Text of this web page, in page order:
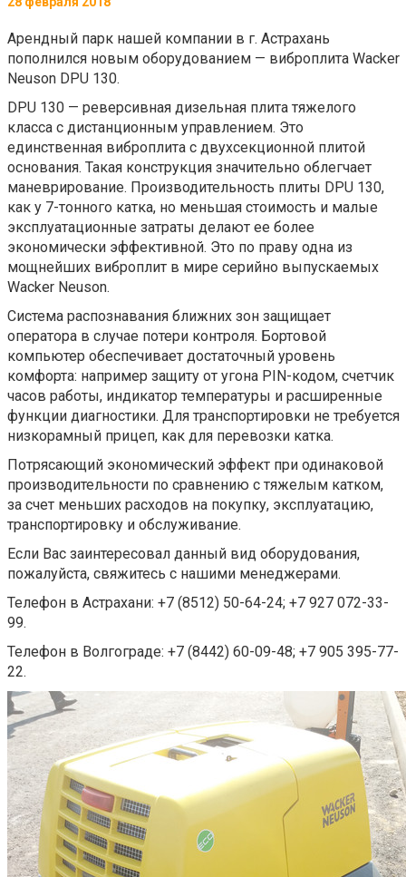
Арендный парк нашей компании в г. Астрахань
пополнился новым оборудованием — виброплита Wacker
Neuson DPU 130.
DPU 130 — реверсивная дизельная плита тяжелого
класса с дистанционным управлением. Это
единственная виброплита с двухсекционной плитой
основания. Такая конструкция значительно облегчает
маневрирование. Производительность плиты DPU 130,
как у 7-тонного катка, но меньшая стоимость и малые
эксплуатационные затраты делают ее более
экономически эффективной. Это по праву одна из
мощнейших виброплит в мире серийно выпускаемых
Wacker Neuson.
Система распознавания ближних зон защищает
оператора в случае потери контроля. Бортовой
компьютер обеспечивает достаточный уровень
комфорта: например защиту от угона PIN-кодом, счетчик
часов работы, индикатор температуры и расширенные
функции диагностики. Для транспортировки не требуется
низкорамный прицеп, как для перевозки катка.
Потрясающий экономический эффект при одинаковой
производительности по сравнению с тяжелым катком,
за счет меньших расходов на покупку, эксплуатацию,
транспортировку и обслуживание.
Если Вас заинтересовал данный вид оборудования,
пожалуйста, свяжитесь с нашими менеджерами.
Телефон в Астрахани: +7 (8512) 50-64-24; +7 927 072-33-
99.
Телефон в Волгограде: +7 (8442) 60-09-48; +7 905 395-77-
22.